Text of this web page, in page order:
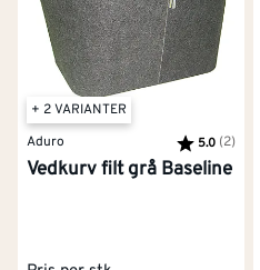
+ 2 VARIANTER
Aduro
Karakter:
5.0 (2)
Vedkurv filt grå Baseline